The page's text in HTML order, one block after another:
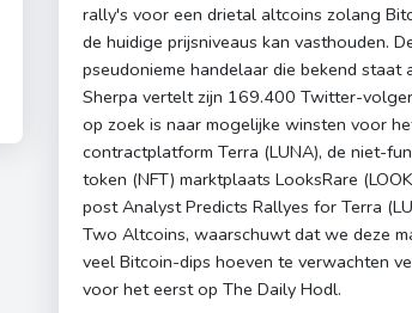
rally's voor een drietal altcoins zolang
de huidige prijsniveaus kan vasthouden.
pseudonieme handelaar die bekend staat
Sherpa vertelt zijn 169.400 Twitter-
op zoek is naar mogelijke winsten voor
contractplatform Terra (LUNA), de niet-
token (NFT) marktplaats LooksRare
post Analyst Predicts Rallyes for Terra
Two Altcoins, waarschuwt dat we deze
veel Bitcoin-dips hoeven te verwachten
voor het eerst op The Daily Hodl.